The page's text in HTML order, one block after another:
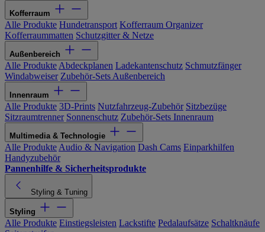
Kofferraum
Alle Produkte Hundetransport Kofferraum Organizer
Kofferraummatten Schutzgitter & Netze
Außenbereich
Alle Produkte Abdeckplanen Ladekantenschutz Schmutzfänger
Windabweiser Zubehör-Sets Außenbereich
Innenraum
Alle Produkte 3D-Prints Nutzfahrzeug-Zubehör Sitzbezüge
Sitzraumtrenner Sonnenschutz Zubehör-Sets Innenraum
Multimedia & Technologie
Alle Produkte Audio & Navigation Dash Cams Einparkhilfen
Handyzubehör
Pannenhilfe & Sicherheitsprodukte
Styling & Tuning
Styling
Alle Produkte Einstiegsleisten Lackstifte Pedalaufsätze Schaltknäufe